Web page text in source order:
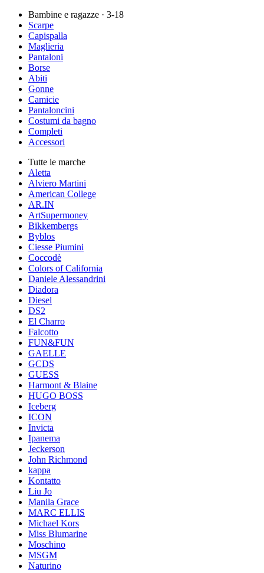
Bambine e ragazze · 3-18
Scarpe
Capispalla
Maglieria
Pantaloni
Borse
Abiti
Gonne
Camicie
Pantaloncini
Costumi da bagno
Completi
Accessori
Tutte le marche
Aletta
Alviero Martini
American College
AR.IN
ArtSupermoney
Bikkembergs
Byblos
Ciesse Piumini
Coccodè
Colors of California
Daniele Alessandrini
Diadora
Diesel
DS2
El Charro
Falcotto
FUN&FUN
GAELLE
GCDS
GUESS
Harmont & Blaine
HUGO BOSS
Iceberg
ICON
Invicta
Ipanema
Jeckerson
John Richmond
kappa
Kontatto
Liu Jo
Manila Grace
MARC ELLIS
Michael Kors
Miss Blumarine
Moschino
MSGM
Naturino